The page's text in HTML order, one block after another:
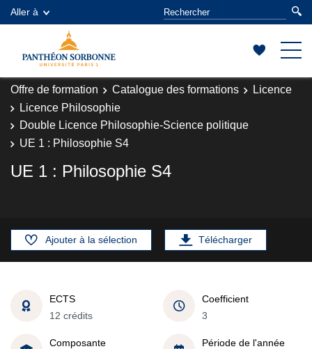
Aller à
Offre de formation Catalogue des formations
Licence
Licence Philosophie
Double Licence Philosophie-Science politique
UE 1 : Philosophie S4
UE 1 : Philosophie S4
Ajouter à la sélection Télécharger
ECTS
12 crédits
Coefficient
3
Composante
Période de l'année